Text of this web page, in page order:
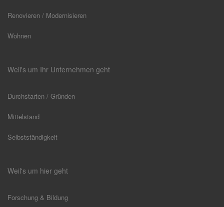
Renovieren / Modernisieren
Wohnen
Weil's um Ihr Unternehmen geht
Durchstarten / Gründen
Mittelstand
Selbstständigkeit
Weil's um hier geht
Forschung & Bildung